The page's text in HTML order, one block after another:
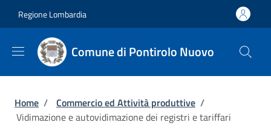
Regione Lombardia
Comune di Pontirolo Nuovo
Briciole di pane
Home / Commercio ed Attività produttive /
Vidimazione e autovidimazione dei registri e tariffari